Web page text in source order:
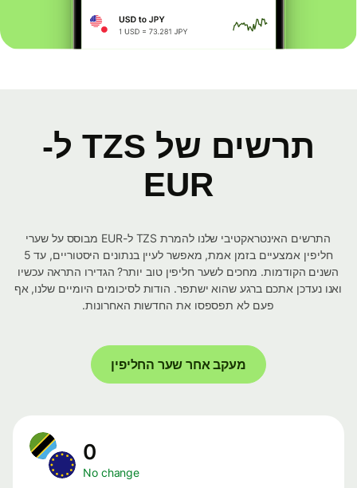
תרשים של TZS ל-
EUR
התרשים האינטראקטיבי שלנו להמרת TZS ל-EUR מבוסס על שערי
חליפין אמצעיים בזמן אמת, מאפשר לעיין בנתונים היסטוריים, עד 5
השנים הקודמות. מחכים לשער חליפין טוב יותר? הגדירו התראה עכשיו
ואנו נעדכן אתכם ברגע שהוא ישתפר. הודות לסיכומים היומיים שלנו, אף
פעם לא תפספסו את החדשות האחרונות.
מעקב אחר שער החליפין
No change